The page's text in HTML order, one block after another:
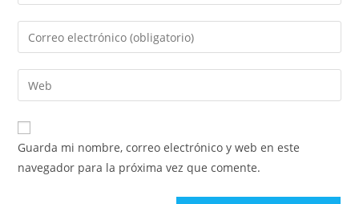
Guarda mi nombre, correo electrónico y web en este
navegador para la próxima vez que comente.